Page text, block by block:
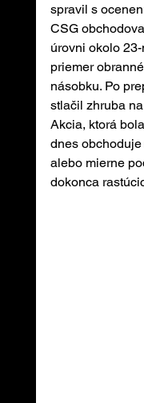
spravil s
CSG
úrovni okolo
priemer
násobku. Po
stlačil zhruba
Akcia, ktorá
dnes
alebo mierne
dokonca